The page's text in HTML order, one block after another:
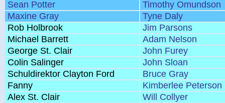
Sean Potter
Timothy Omundson
Maxine Gray
Tyne Daly
Rob Holbrook
Jim Parsons
Michael Barrett
Adam Nelson
George St. Clair
John Furey
Colin Salinger
John Sloan
Schuldirektor Clayton Ford
Bruce Gray
Fanny
Kimberlee Peterson
Alex St. Clair
Will Collyer